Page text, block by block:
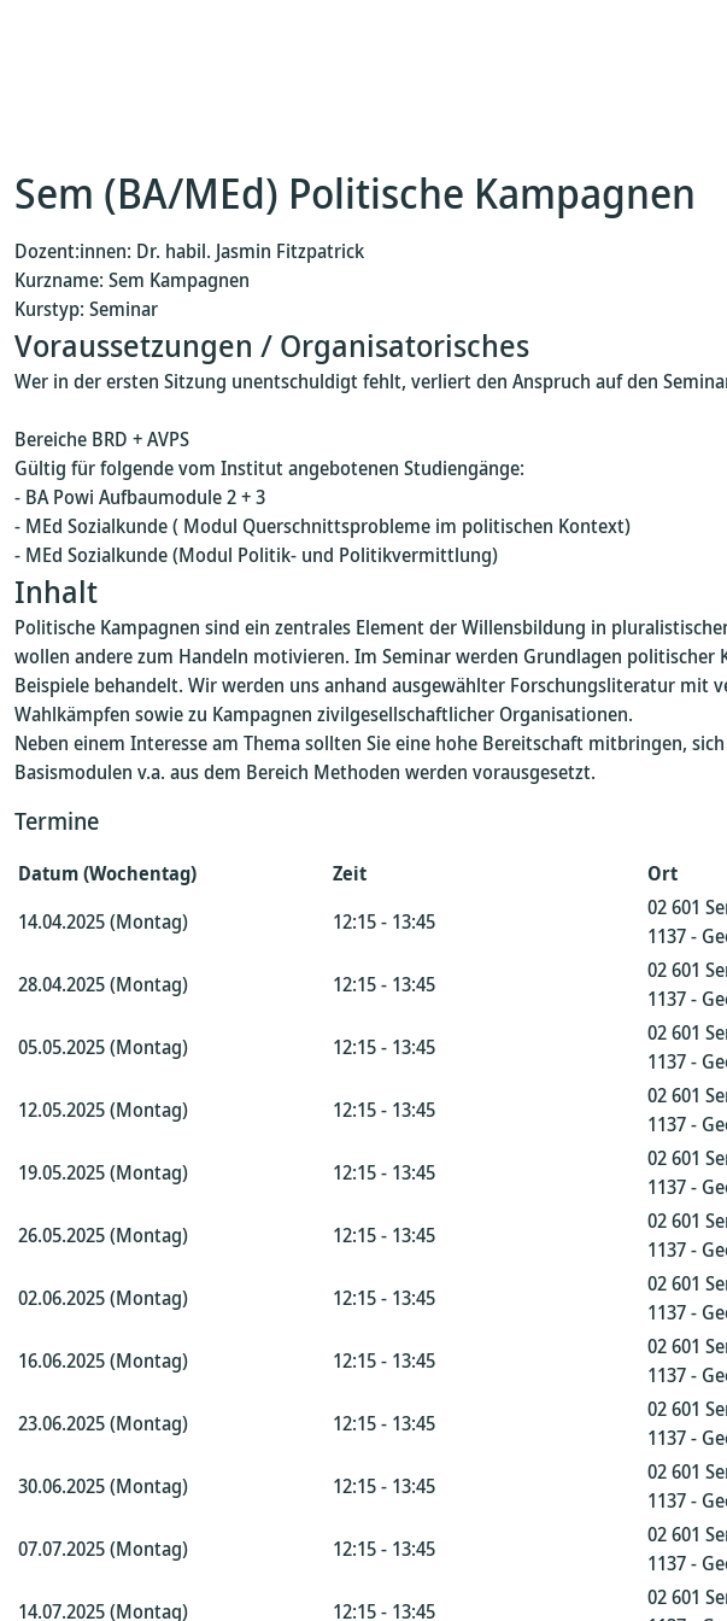
Sem (BA/MEd) Politische Kampagnen
Dozent:innen: Dr. habil. Jasmin Fitzpatrick
Kurzname: Sem Kampagnen
Kurstyp: Seminar
Voraussetzungen / Organisatorisches
Wer in der ersten Sitzung unentschuldigt fehlt, verliert den Anspruch auf den
Bereiche BRD + AVPS
Gültig für folgende vom Institut angebotenen Studiengänge:
- BA Powi Aufbaumodule 2 + 3
- MEd Sozialkunde ( Modul Querschnittsprobleme im politischen Kontext)
- MEd Sozialkunde (Modul Politik- und Politikvermittlung)
Inhalt
Politische Kampagnen sind ein zentrales Element der Willensbildung in
wollen andere zum Handeln motivieren. Im Seminar werden Grundlagen
Beispiele behandelt. Wir werden uns anhand ausgewählter Forschungsliteratur mit
Wahlkämpfen sowie zu Kampagnen zivilgesellschaftlicher Organisationen.
Neben einem Interesse am Thema sollten Sie eine hohe Bereitschaft mitbringen,
Basismodulen v.a. aus dem Bereich Methoden werden vorausgesetzt.
Termine
Datum (Wochentag) Zeit
Ort
14.04.2025 (Montag)
12:15 - 13:45
02 601
1137 -
28.04.2025 (Montag)
12:15 - 13:45
02 601
1137 -
05.05.2025 (Montag)
12:15 - 13:45
02 601
1137 -
12.05.2025 (Montag)
12:15 - 13:45
02 601
1137 -
19.05.2025 (Montag)
12:15 - 13:45
02 601
1137 -
26.05.2025 (Montag)
12:15 - 13:45
02 601
1137 -
02.06.2025 (Montag)
12:15 - 13:45
02 601
1137 -
16.06.2025 (Montag)
12:15 - 13:45
02 601
1137 -
23.06.2025 (Montag)
12:15 - 13:45
02 601
1137 -
30.06.2025 (Montag)
12:15 - 13:45
02 601
1137 -
07.07.2025 (Montag)
12:15 - 13:45
02 601
1137 -
14.07.2025 (Montag)
12:15 - 13:45
02 601